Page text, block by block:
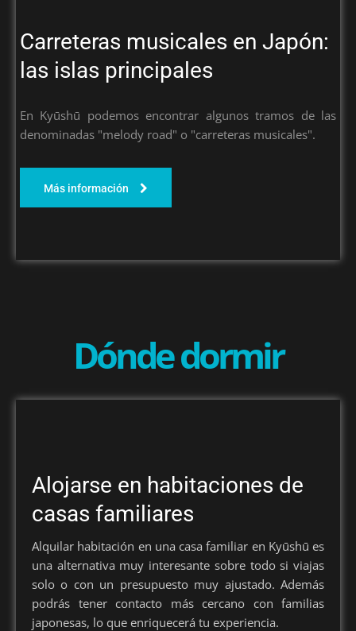
Carreteras musicales en Japón:
las islas principales
En Kyūshū podemos encontrar algunos tramos de las
denominadas "melody road" o "carreteras musicales".
Más información
Dónde dormir
Alojarse en habitaciones de
casas familiares
Alquilar habitación en una casa familiar en Kyūshū es
una alternativa muy interesante sobre todo si viajas
solo o con un presupuesto muy ajustado. Además
podrás tener contacto más cercano con familias
japonesas, lo que enriquecerá tu experiencia.